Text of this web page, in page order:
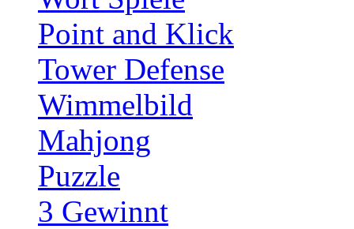
Point and Klick
Tower Defense
Wimmelbild
Mahjong
Puzzle
3 Gewinnt